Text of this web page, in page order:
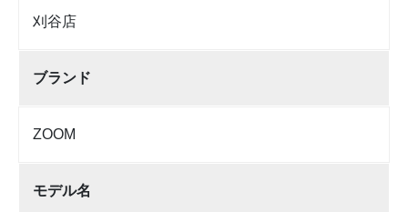
刈谷店
ブランド
ZOOM
モデル名